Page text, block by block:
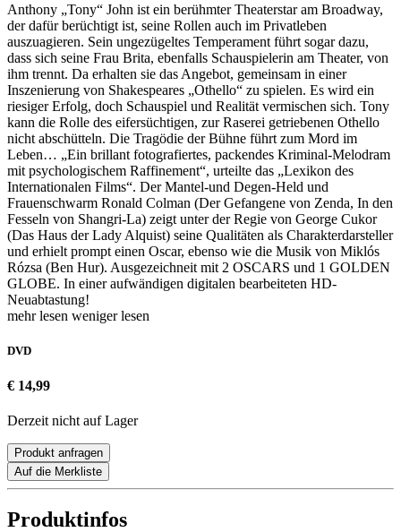
Anthony „Tony“ John ist ein berühmter Theaterstar am Broadway,
der dafür berüchtigt ist, seine Rollen auch im Privatleben
auszuagieren. Sein ungezügeltes Temperament führt sogar dazu,
dass sich seine Frau Brita, ebenfalls Schauspielerin am Theater, von
ihm trennt. Da erhalten sie das Angebot, gemeinsam in einer
Inszenierung von Shakespeares „Othello“ zu spielen. Es wird ein
riesiger Erfolg, doch Schauspiel und Realität vermischen sich. Tony
kann die Rolle des eifersüchtigen, zur Raserei getriebenen Othello
nicht abschütteln. Die Tragödie der Bühne führt zum Mord im
Leben… „Ein brillant fotografiertes, packendes Kriminal-Melodram
mit psychologischem Raffinement“, urteilte das „Lexikon des
Internationalen Films“. Der Mantel-und Degen-Held und
Frauenschwarm Ronald Colman (Der Gefangene von Zenda, In den
Fesseln von Shangri-La) zeigt unter der Regie von George Cukor
(Das Haus der Lady Alquist) seine Qualitäten als Charakterdarsteller
und erhielt prompt einen Oscar, ebenso wie die Musik von Miklós
Rózsa (Ben Hur). Ausgezeichneit mit 2 OSCARS und 1 GOLDEN
GLOBE. In einer aufwändigen digitalen bearbeiteten HD-
Neuabtastung!
mehr lesen weniger lesen
DVD
€ 14,99
Derzeit nicht auf Lager
Produkt anfragen
Auf die Merkliste
Produktinfos